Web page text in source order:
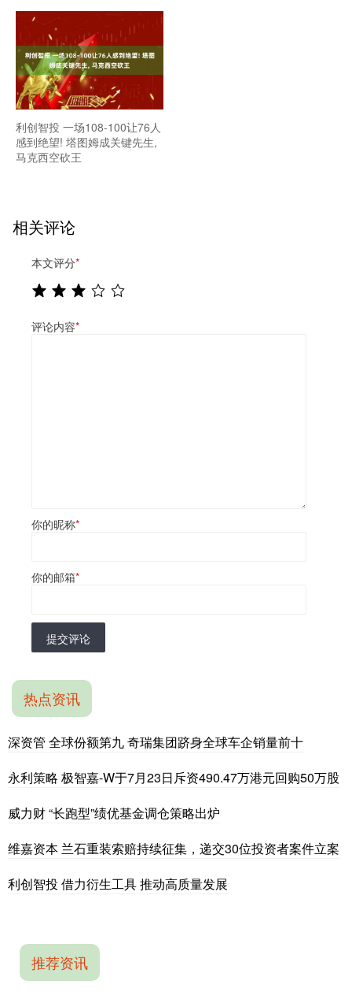
利创智投 一场108-100让76人
感到绝望! 塔图姆成关键先生,
马克西空砍王
相关评论
本文评分*
评论内容*
你的昵称*
你的邮箱*
提交评论
热点资讯
深资管 全球份额第九 奇瑞集团跻身全球车企销量前十
永利策略 极智嘉-W于7月23日斥资490.47万港元回购50万股
威力财 “长跑型”绩优基金调仓策略出炉
维嘉资本 兰石重装索赔持续征集，递交30位投资者案件立案
利创智投 借力衍生工具 推动高质量发展
推荐资讯